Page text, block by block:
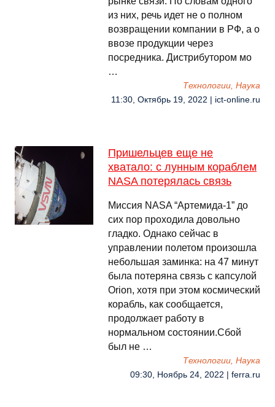
из них, речь идет не о полном
возвращении компании в РФ, а о
ввозе продукции через
посредника. Дистрибутором мо
…
Технологии, Наука
11:30, Октябрь 19, 2022 | ict-online.ru
Пришельцев еще не
хватало: с лунным кораблем
NASA потерялась связь
Миссия NASA “Артемида-1” до
сих пор проходила довольно
гладко. Однако сейчас в
управлении полетом произошла
небольшая заминка: на 47 минут
была потеряна связь с капсулой
Orion, хотя при этом космический
корабль, как сообщается,
продолжает работу в
нормальном состоянии.Сбой
был не …
Технологии, Наука
09:30, Ноябрь 24, 2022 | ferra.ru